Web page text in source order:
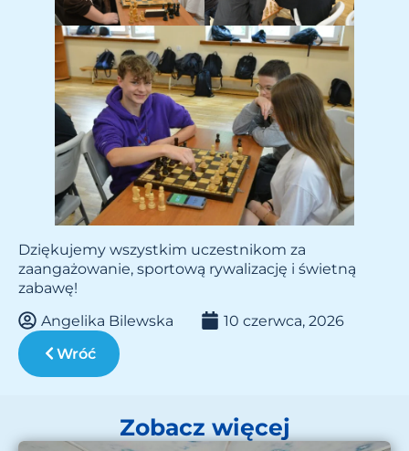
Dziękujemy wszystkim uczestnikom za
zaangażowanie, sportową rywalizację i świetną
zabawę!
Angelika Bilewska
10 czerwca, 2026
Wróć
Zobacz więcej